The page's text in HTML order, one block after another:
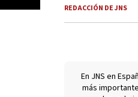
REDACCIÓN DE JNS
En JNS en
más